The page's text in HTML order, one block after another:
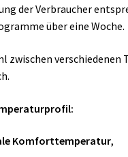
der Verbraucher
über eine Woche.
zwischen verschiedenen
Komforttemperatur,